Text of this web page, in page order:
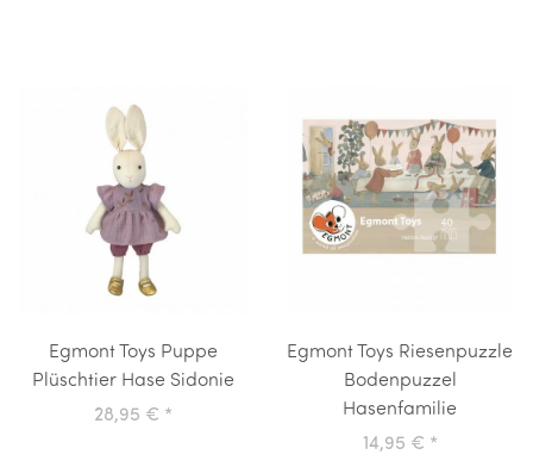
Egmont Toys Puppe
Plüschtier Hase Sidonie
28,95 € *
Egmont Toys Riesenpuzzle
Bodenpuzzel
Hasenfamilie
14,95 € *